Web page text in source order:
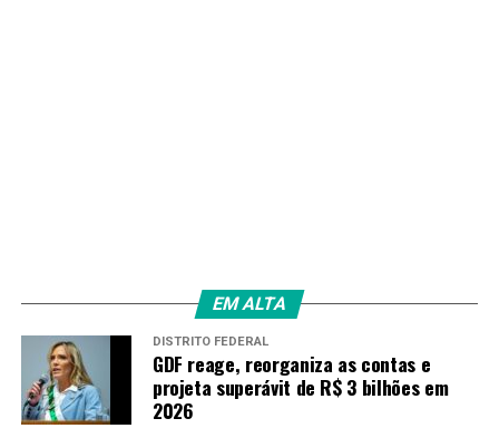
EM ALTA
DISTRITO FEDERAL
GDF reage, reorganiza as contas e
projeta superávit de R$ 3 bilhões em
2026